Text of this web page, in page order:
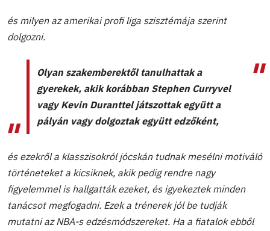
és milyen az amerikai profi liga szisztémája szerint
dolgozni.
Olyan szakemberektől tanulhattak a
gyerekek, akik korábban Stephen Curryvel
vagy Kevin Duranttel játszottak együtt a
pályán vagy dolgoztak együtt edzőként,
és ezekről a klasszisokról jócskán tudnak mesélni motiváló
történeteket a kicsiknek, akik pedig rendre nagy
figyelemmel is hallgatták ezeket, és igyekeztek minden
tanácsot megfogadni. Ezek a trénerek jól be tudják
mutatni az NBA-s edzésmódszereket. Ha a fiatalok ebből